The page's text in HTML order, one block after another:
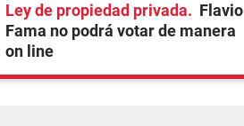
Ley de propiedad privada
Flavio
Fama no podrá votar de manera
on line